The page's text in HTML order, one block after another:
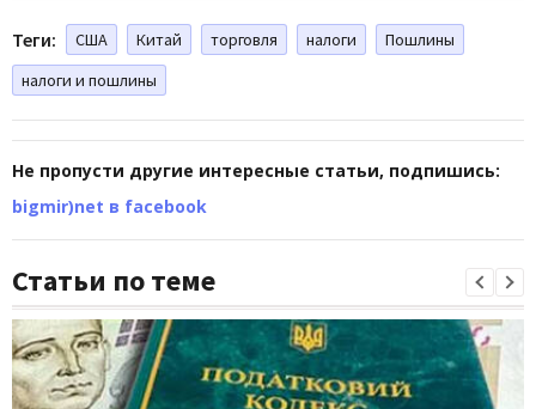
Теги: США Китай торговля налоги
Пошлины
налоги и пошлины
Не пропусти другие интересные статьи, подпишись:
bigmir)net в facebook
Статьи по теме